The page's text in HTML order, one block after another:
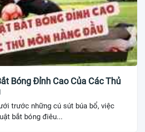
Bóng Đỉnh Cao Của Các Thủ
trước những cú sút búa bổ, việc
bắt bóng điêu...